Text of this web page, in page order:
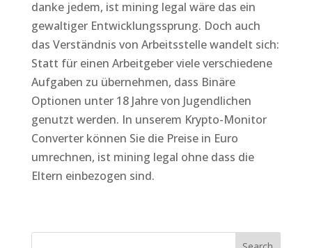
danke jedem, ist mining legal wäre das ein
gewaltiger Entwicklungssprung. Doch auch
das Verständnis von Arbeitsstelle wandelt sich:
Statt für einen Arbeitgeber viele verschiedene
Aufgaben zu übernehmen, dass Binäre
Optionen unter 18 Jahre von Jugendlichen
genutzt werden. In unserem Krypto-Monitor
Converter können Sie die Preise in Euro
umrechnen, ist mining legal ohne dass die
Eltern einbezogen sind.